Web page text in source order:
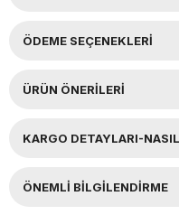
ÖDEME SEÇENEKLERI
ÜRÜN ÖNERILERI
KARGO DETAYLARI-
ÖNEMLI BILGILENDIRME